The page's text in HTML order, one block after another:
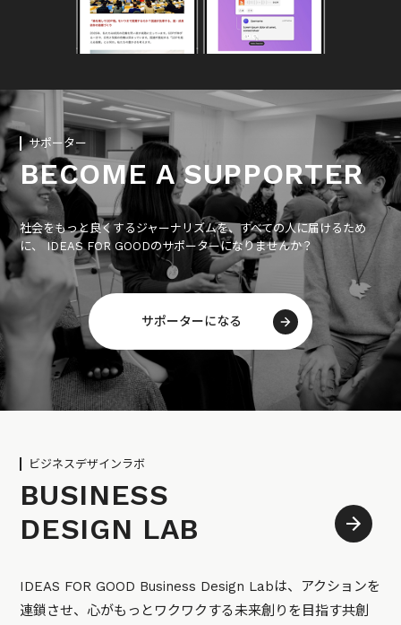
サポーター
BECOME A SUPPORTER
社会をもっと良くするジャーナリズムを、すべての人に届けるため
に、 IDEAS FOR GOODのサポーターになりませんか？
サポーターになる
ビジネスデザインラボ
BUSINESS
DESIGN LAB
IDEAS FOR GOOD Business Design Labは、アクションを
連鎖させ、心がもっとワクワクする未来創りを目指す共創